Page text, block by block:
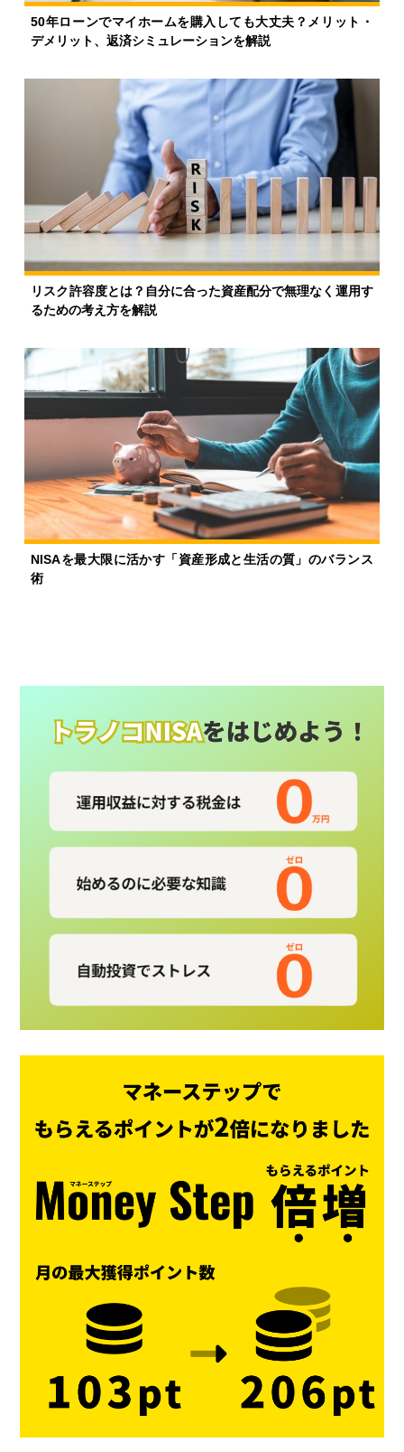
50年ローンでマイホームを購入しても大丈夫？メリット・
デメリット、返済シミュレーションを解説
リスク許容度とは？自分に合った資産配分で無理なく運用す
るための考え方を解説
NISAを最大限に活かす「資産形成と生活の質」のバランス
術